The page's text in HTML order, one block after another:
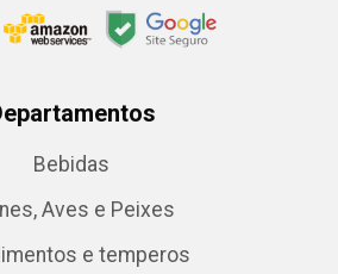
Bebidas
Aves e Peixes
e temperos